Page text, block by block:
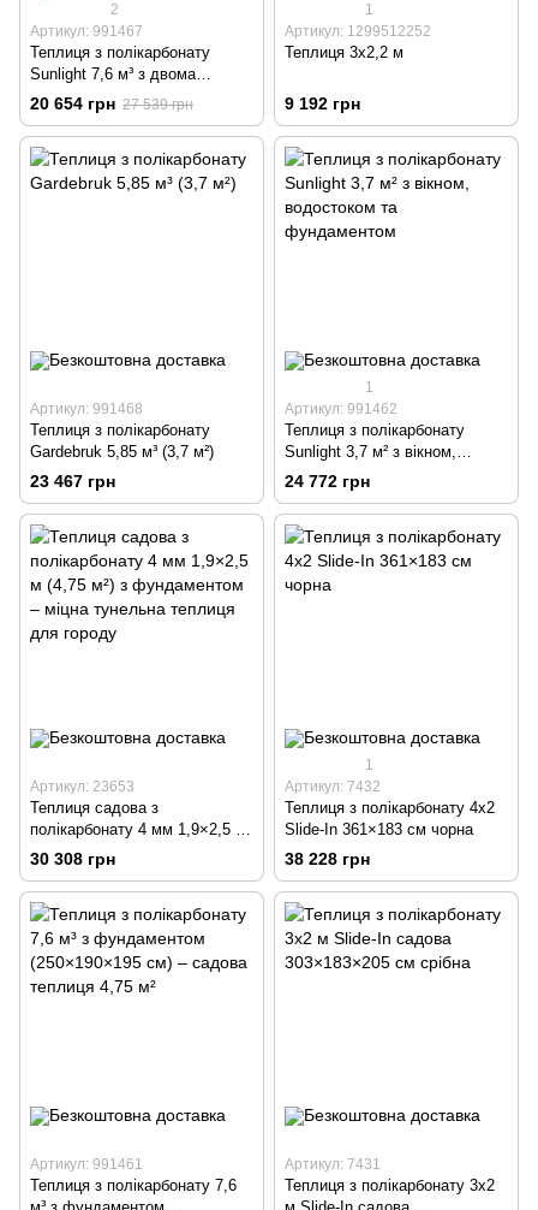
2
Артикул: 991467
Теплиця з полікарбонату
Sunlight 7,6 м³ з двома
даховими вікнами та
водостоком (4,75 м²)
20 654 грн 27 539 грн
1
Артикул: 1299512252
Теплиця 3x2,2 м
9 192 грн
Артикул: 991468
Теплиця з полікарбонату
Gardebruk 5,85 м³ (3,7 м²)
23 467 грн
1
Артикул: 991462
Теплиця з полікарбонату
Sunlight 3,7 м² з вікном,
водостоком та фундаментом
24 772 грн
Артикул: 23653
Теплиця садова з
полікарбонату 4 мм 1,9×2,5 м
(4,75 м²) з фундаментом –
міцна тунельна теплиця для
городу
30 308 грн
1
Артикул: 7432
Теплиця з полікарбонату 4x2
Slide-In 361×183 см чорна
38 228 грн
Артикул: 991461
Теплиця з полікарбонату 7,6
Артикул: 7431
Теплиця з полікарбонату 3x2